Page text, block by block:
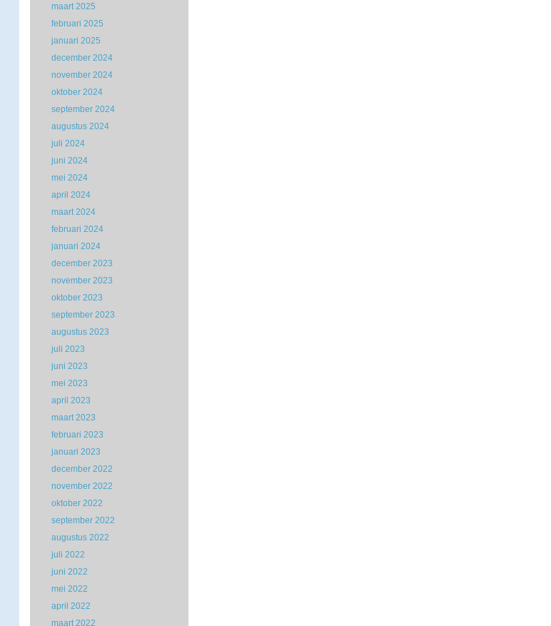
maart 2025
februari 2025
januari 2025
december 2024
november 2024
oktober 2024
september 2024
augustus 2024
juli 2024
juni 2024
mei 2024
april 2024
maart 2024
februari 2024
januari 2024
december 2023
november 2023
oktober 2023
september 2023
augustus 2023
juli 2023
juni 2023
mei 2023
april 2023
maart 2023
februari 2023
januari 2023
december 2022
november 2022
oktober 2022
september 2022
augustus 2022
juli 2022
juni 2022
mei 2022
april 2022
maart 2022